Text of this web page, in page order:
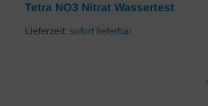
Tetra NO3 Nitrat Wassertest
Lieferzeit: sofort lieferbar